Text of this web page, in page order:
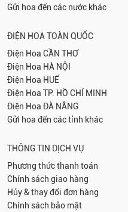
Gửi hoa đến các nước khác
ĐIỆN HOA TOÀN QUỐC
Điện Hoa CẦN THƠ
Điện Hoa HÀ NỘI
Điện Hoa HUẾ
Điện Hoa TP. HỒ CHÍ MINH
Điện Hoa ĐÀ NẴNG
Gửi hoa đến các tỉnh khác
THÔNG TIN DỊCH VỤ
Phương thức thanh toán
Chính sách giao hàng
Hủy & thay đổi đơn hàng
Chính sách bảo mật